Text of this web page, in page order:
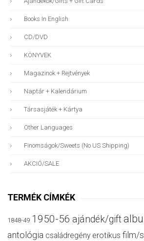
Books In English
CD/DVD
KÖNYVEK
Magazinok + Rejtvények
Naptár + Kalendárium
Társasjáték + Kártya
Other Languages
Finomságok/sweets (no US Shipping)
AKCIÓ/SALE
TERMÉK CÍMKÉK
1848-49 1950-56 ajándék/gift
antológia családregény erotikus film/